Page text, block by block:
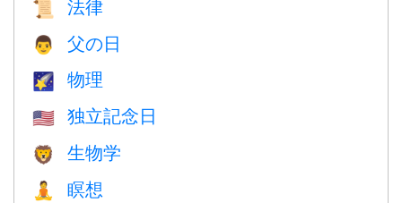
📜 法律
👨 父の日
🌠 物理
🇺🇸 独立記念日
🦁 生物学
🧘 瞑想